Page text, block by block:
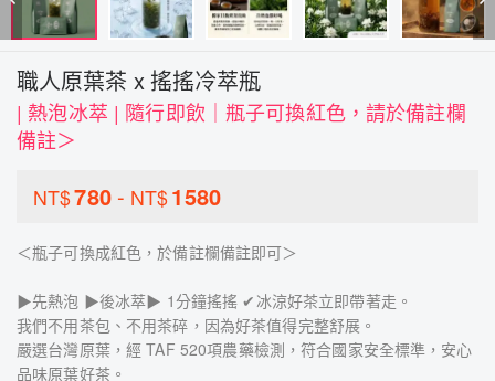
職人原葉茶 x 搖搖冷萃瓶
| 熱泡冰萃 | 隨行即飲｜瓶子可換紅色，請於備註欄
備註＞
NT$780 - NT$1580
＜瓶子可換成紅色，於備註欄備註即可＞
▶先熱泡 ▶後冰萃▶ 1分鐘搖搖 ✔冰涼好茶立即帶著走。
我們不用茶包、不用茶碎，因為好茶值得完整舒展。
嚴選台灣原葉，經 TAF 520項農藥檢測，符合國家安全標準，安心
品味原葉好茶。